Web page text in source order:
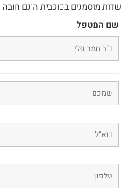
שדות מוסמנים בכוכבית הינם חובה
שם המטפל